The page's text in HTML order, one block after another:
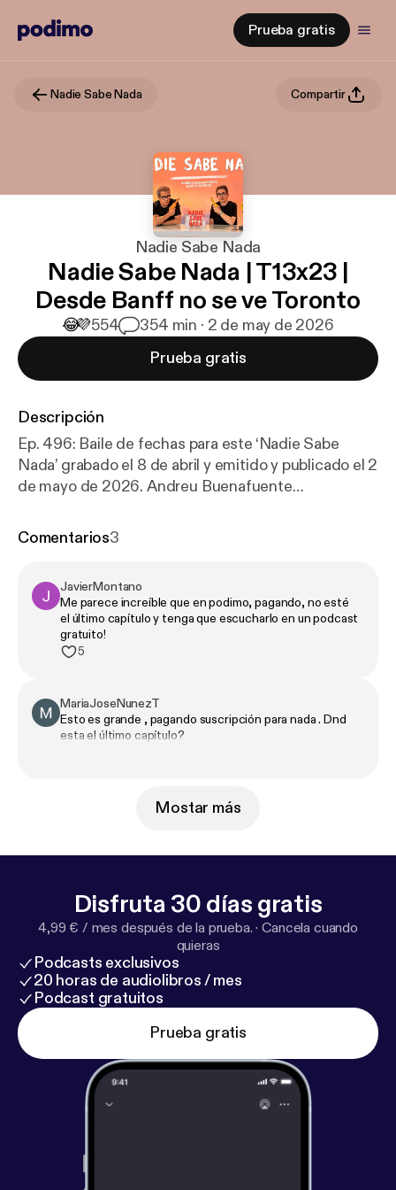
Prueba gratis
Nadie Sabe Nada Compartir
Nadie Sabe Nada
Nadie Sabe Nada | T13x23 |
Desde Banff no se ve Toronto
😂💜554 354 min · 2 de may de 2026
Prueba gratis
Descripción
Ep. 496: Baile de fechas para este ‘Nadie Sabe
Nada’ grabado el 8 de abril y emitido y publicado el 2
de mayo de 2026. Andreu Buenafuente
la trilogía dedicada a Agustín Jiménez con una
de contar el chiste de Toronto, sueños
sincronizados, bebés que hablan mal y una
inquietante hipótesis sobre viajes en el tiempo, el
programa avanza sin control hacia un final con barba
Arguiñano y el remate con una cuarteta de
Nostradamus mal recordada.
Comentarios3
JavierMontano
Me parece increíble que en podimo, pagando, no esté
el último capítulo y tenga que escucharlo en un podcast
gratuito!
5
MariaJoseNunezT
Esto es grande , pagando suscripción para nada . Dnd
esta el último capítulo?
Mostar más
Disfruta 30 días gratis
4,99 € / mes después de la prueba. ·Cancela cuando
quieras
Podcasts exclusivos
20 horas de audiolibros / mes
Podcast gratuitos
Prueba gratis